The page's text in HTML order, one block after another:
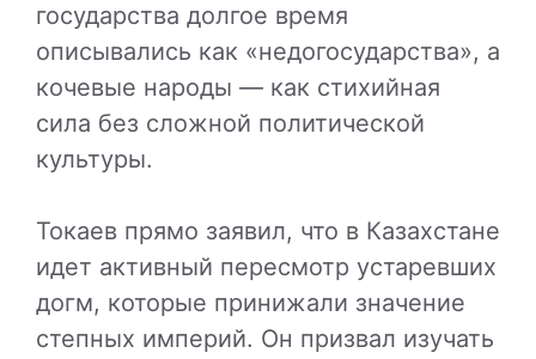
государства долгое время
описывались как «недогосударства», а
кочевые народы — как стихийная
сила без сложной политической
культуры.
Токаев прямо заявил, что в Казахстане
идет активный пересмотр устаревших
догм, которые принижали значение
степных империй. Он призвал изучать